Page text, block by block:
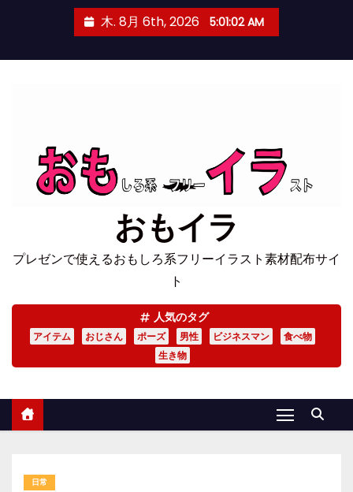
木. 8月 6th, 2026 5:01:02 AM
おもイラ
プレゼンで使えるおもしろ系フリーイラスト素材配布サイ
ト
人気のタグ
アイテム おじさん ポーズ 男性 ビジネスマン
食べ物
生き物
日常